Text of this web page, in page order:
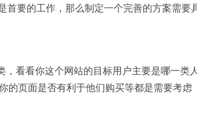
首要的工作，那么制定一个完善的方案需要
看看你这个网站的目标用户主要是哪一类
的页面是否有利于他们购买等都是需要考虑